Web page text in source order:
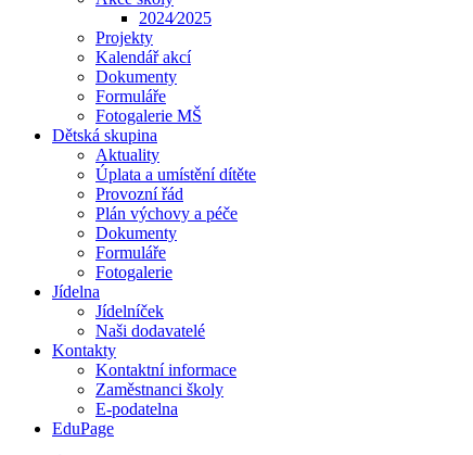
2024⁄2025
Projekty
Kalendář akcí
Dokumenty
Formuláře
Fotogalerie MŠ
Dětská skupina
Aktuality
Úplata a umístění dítěte
Provozní řád
Plán výchovy a péče
Dokumenty
Formuláře
Fotogalerie
Jídelna
Jídelníček
Naši dodavatelé
Kontakty
Kontaktní informace
Zaměstnanci školy
E-podatelna
EduPage